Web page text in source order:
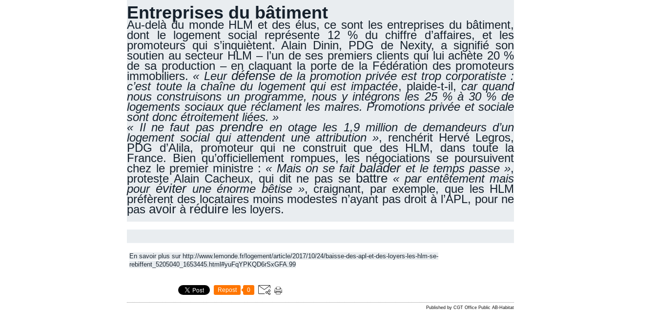
Entreprises du bâtiment
Au-delà du monde HLM et des élus, ce sont les entreprises du bâtiment,
dont le logement social représente 12 % du chiffre d’affaires, et les
promoteurs qui s’inquiètent. Alain Dinin, PDG de Nexity, a signifié son
soutien au secteur HLM – l’un de ses premiers clients qui lui achète 20 %
de sa production – en claquant la porte de la Fédération des promoteurs
immobiliers. « Leur défense de la promotion privée est trop corporatiste :
c’est toute la chaîne du logement qui est impactée, plaide-t-il, car quand
nous construisons un programme, nous y intégrons les 25 % à 30 % de
logements sociaux que réclament les maires. Promotions privée et sociale
sont donc étroitement liées. »
« Il ne faut pas prendre en otage les 1,9 million de demandeurs d’un
logement social qui attendent une attribution », renchérit Hervé Legros,
PDG d’Alila, promoteur qui ne construit que des HLM, dans toute la
France. Bien qu’officiellement rompues, les négociations se poursuivent
chez le premier ministre : « Mais on se fait balader et le temps passe »,
proteste Alain Cacheux, qui dit ne pas se battre « par entêtement mais
pour éviter une énorme bêtise », craignant, par exemple, que les HLM
préfèrent des locataires moins modestes n’ayant pas droit à l’APL, pour ne
pas avoir à réduire les loyers.
En savoir plus sur http://www.lemonde.fr/logement/article/2017/10/24/baisse-des-apl-et-des-loyers-les-hlm-se-
rebiffent_5205040_1653445.html#yuFqYPKQD6rSxGFA.99
Repost 0
Published by CGT Office Public AB-Habitat